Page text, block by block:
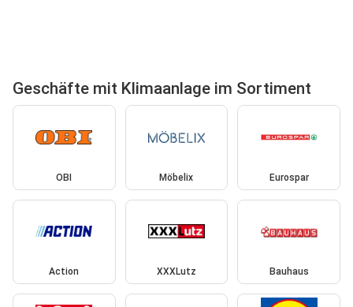
Geschäfte mit Klimaanlage im Sortiment
OBI Möbelix Eurospar
Action XXXLutz Bauhaus